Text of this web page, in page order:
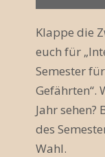
s
t
a
l
t
u
Klappe die
euch für
Semester
Gefährten“.
Jahr
des
Wahl.